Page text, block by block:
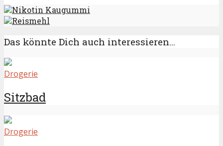
Nikotin Kaugummi
Reismehl
Das könnte Dich auch interessieren...
Drogerie
Sitzbad
Drogerie